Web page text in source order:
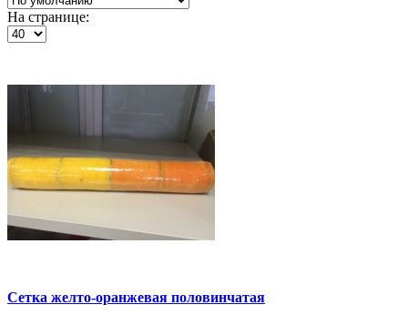
На странице:
Сетка желто-оранжевая половинчатая